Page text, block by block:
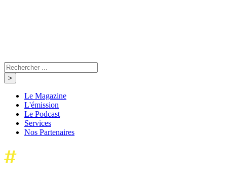
Le Magazine
L'émission
Le Podcast
Services
Nos Partenaires